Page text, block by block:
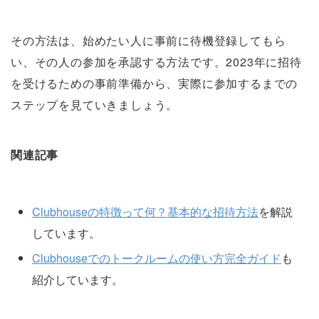
その方法は、始めたい人に事前に待機登録してもら
い、その人の参加を承認する方法です。2023年に招待
を受けるための事前準備から、実際に参加するまでの
ステップを見ていきましょう。
関連記事
Clubhouseの特徴って何？基本的な招待方法を解説
しています。
Clubhouseでのトークルームの使い方完全ガイド も
紹介しています。